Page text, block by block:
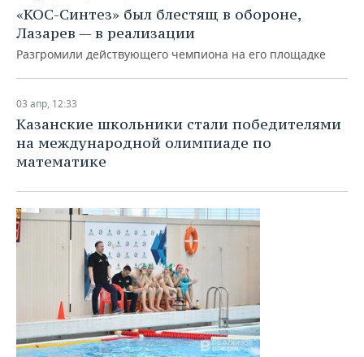
«КОС-Синтез» был блестящ в обороне,
Лазарев — в реализации
Разгромили действующего чемпиона на его площадке
03 апр, 12:33
Казанские школьники стали победителями
на международной олимпиаде по
математике